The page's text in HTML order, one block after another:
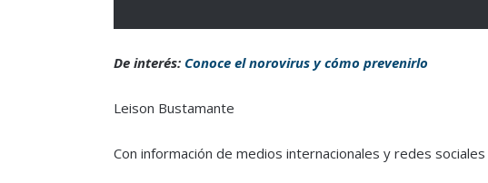
De interés: Conoce el norovirus y cómo prevenirlo
Leison Bustamante
Con información de medios internacionales y redes sociales